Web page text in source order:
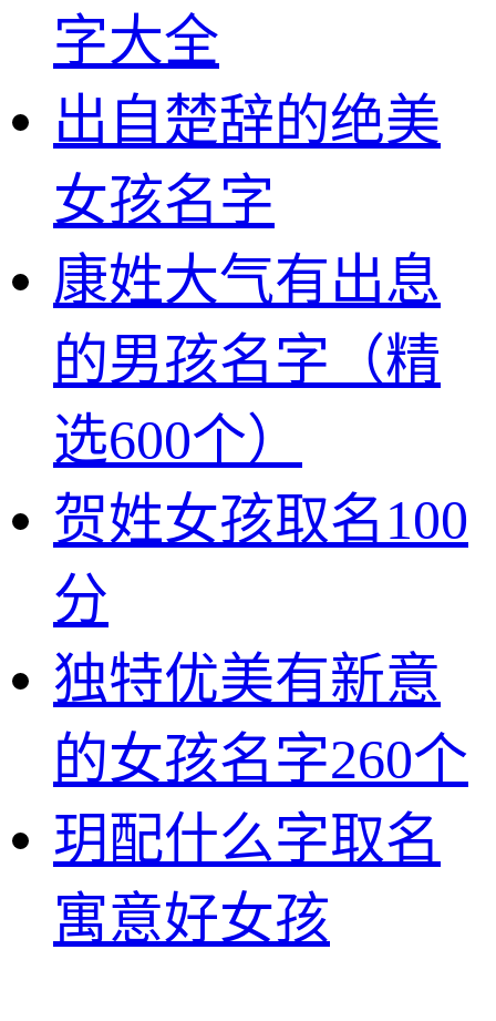
字大全
出自楚辞的绝美
女孩名字
康姓大气有出息
的男孩名字（精
选600个）
贺姓女孩取名100
分
独特优美有新意
的女孩名字260个
玥配什么字取名
寓意好女孩